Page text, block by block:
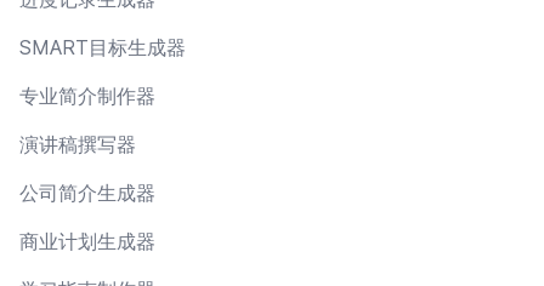
SMART目标生成器
专业简介制作器
演讲稿撰写器
公司简介生成器
商业计划生成器